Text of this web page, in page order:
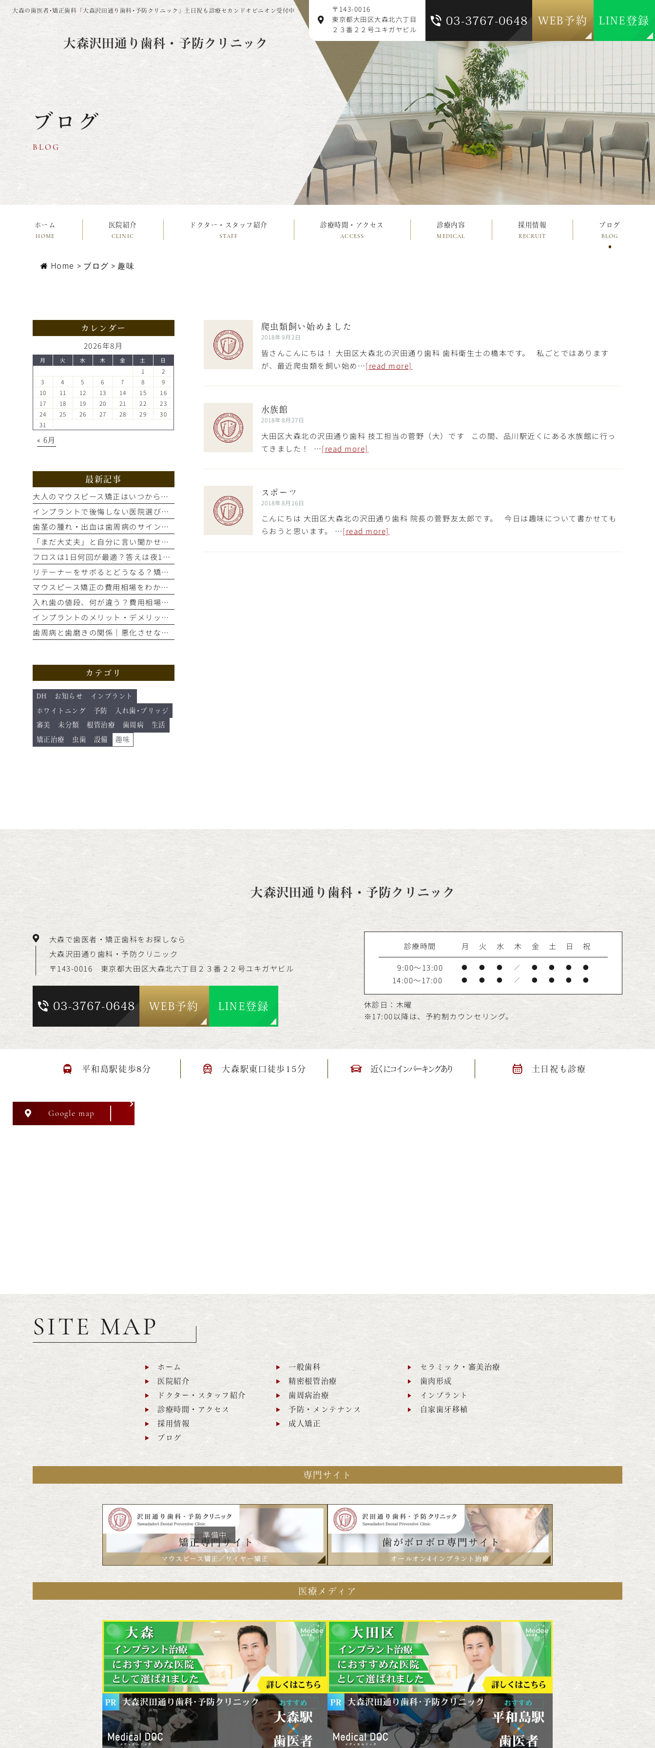
大森の歯医者･矯正歯科「大森沢田通り歯科･予防クリニック」 土日祝も診療セカンドオピニオン受付中
大森沢田通り歯科・予防クリニック
〒143-0016
東京都大田区大森北六丁目
２３番２２号ユキガヤビル
03-3767-0648 WEB予約 LINE登録
ブログ
BLOG
ホーム
HOME
医院紹介
CLINIC
ドクター・スタッフ紹介
STAFF
診療時間・アクセス
ACCESS
診療内容
MEDICAL
採用情報
RECRUIT
ブログ
BLOG
Home > ブログ > 趣味
爬虫類飼い始めました
2018年9月2日
皆さんこんにちは！ 大田区大森北の沢田通り歯科 歯科衛生士の橋本です。 私ごとではあります
が、最近爬虫類を飼い始め…[read more]
水族館
2018年8月27日
大田区大森北の沢田通り歯科 技工担当の菅野（大）です この間、品川駅近くにある水族館に行っ
てきました！ …[read more]
スポーツ
2018年8月16日
こんにちは 大田区大森北の沢田通り歯科 院長の菅野友太郎です。 今日は趣味について書かせても
らおうと思います。 …[read more]
カレンダー
2026年8月
月 火 水 木 金 土 日
1
2
3
4 5 6 7 8
9
10
11 12 13 14 15
16
17
18 19 20 21 22
23
24
25 26 27 28 29
30
31
« 6月
最新記事
大人のマウスピース矯正はいつから？適応歯並びと治療の流れを解説
インプラントで後悔しない医院選び｜手術前の精密検査が重要な理由
歯茎の腫れ・出血は歯周病のサイン？進行度別の症状と治療法を解説
「まだ大丈夫」と自分に言い聞かせてない？歯のSOSサイン5選
フロスは1日何回が最適？答えは夜1回。正しいやり方とタイミング
リテーナーをサボるとどうなる？矯正後の後戻りを防ぐ装着期間の話
マウスピース矯正の費用相場をわかりやすく解説！総額はいくら？
入れ歯の値段、何が違う？費用相場と見た目・噛み心地の比較ポイント
インプラントのメリット・デメリット｜もう笑顔をためらわない選択とは
歯周病と歯磨きの関係｜悪化させないために今すぐ自分でできること
カテゴリ
DH お知らせ インプラント
ホワイトニング 予防 入れ歯･ブリッジ
審美 未分類 根管治療 歯周病 生活
矯正治療 虫歯 設備 趣味
大森沢田通り歯科・予防クリニック
大森で歯医者・矯正歯科をお探しなら
大森沢田通り歯科・予防クリニック
〒143-0016 東京都大田区大森北六丁目 ２３番２２号ユキガヤビル
03-3767-0648 WEB予約 LINE登録
診療時間 月 火 水 木 金 土 日
祝
9:00～13:00
● ● ● ／ ● ● ● ●
14:00～17:00 ● ● ● ／ ● ● ● ●
休診日：木曜
※17:00以降は、予約制カウンセリング。
平和島駅徒歩8分 大森駅東口徒歩15分 近くにコインパーキングあり 土日祝も診療
Google map
SITE MAP
ホーム
医院紹介
ドクター・スタッフ紹介
診療時間・アクセス
採用情報
ブログ
一般歯科
精密根管治療
歯周病治療
予防・メンテナンス
成人矯正
セラミック・審美治療
歯肉形成
インプラント
自家歯牙移植
専門サイト
医療メディア